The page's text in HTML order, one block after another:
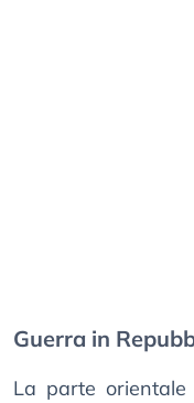
Guerra in
La parte orientale